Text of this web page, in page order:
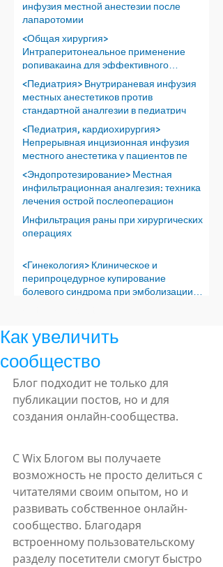
инфузия местной анестезии после
лапаротомии
<Общая хирургия>
Интраперитонеальное применение
ропивакаина для эффективного
обезболивания пос
<Педиатрия> Внутрираневая инфузия
местных анестетиков против
стандартной аналгезии в педиатрич
<Педиатрия, кардиохирургия>
Непрерывная инцизионная инфузия
местного анестетика у пациентов пе
<Эндопротезирование> Местная
инфильтрационная аналгезия: техника
лечения острой послеоперацион
Инфильтрация раны при хирургических
операциях
<Гинекология> Клиническое и
перипроцедурное купирование
болевого синдрома при эмболизации
Как увеличить
сообщество
Блог подходит не только для
публикации постов, но и для
создания онлайн-сообщества.
С Wix Блогом вы получаете
возможность не просто делиться с
читателями своим опытом, но и
развивать собственное онлайн-
сообщество. Благодаря
встроенному пользовательскому
разделу посетители смогут быстро